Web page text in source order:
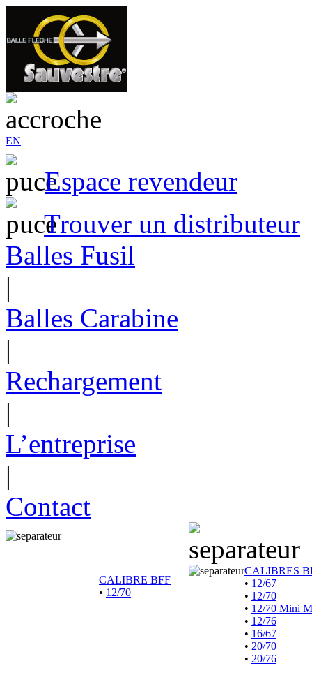
EN
Espace revendeur
Trouver un distributeur
Balles Fusil
|
Balles Carabine
|
Rechargement
|
L’entreprise
|
Contact
CALIBRE BFF
• 12/70
CALIBRES
• 12/67
• 12/70
• 12/70 Mini
• 12/76
• 16/67
• 20/70
• 20/76